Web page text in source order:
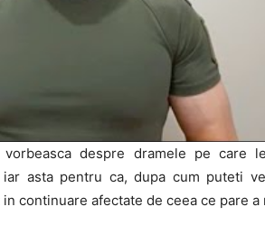
despre dramele pe care
iar asta pentru ca, dupa cum puteti
continuare afectate de ceea ce pare a